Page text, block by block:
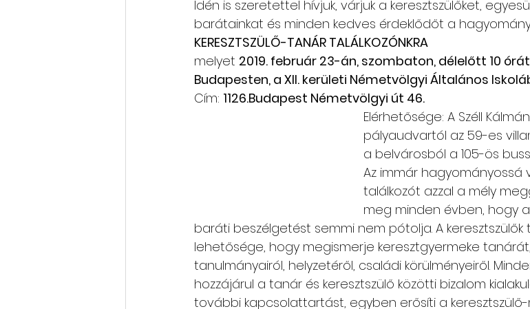
Rólunk szól: cikkek, videók Csángó témájú könyv, videó
Oktatás, továbbképzés Keresztszülő-portré Várjuk
Idén is szeretettel hívjuk, várjuk a keresztszülőket,
barátainkat és minden kedves érdeklődőt a
KERESZTSZÜLŐ-TANÁR TALÁLKOZÓNKRA
melyet 2019. február 23-án, szombaton, délelőtt 10
Budapesten, a XII. kerületi Németvölgyi Általános
Cím: 1126.Budapest Németvölgyi út 46.
Elérhetősége: A Széll
pályaudvartól az 59-es
a belvárosból a 105-ös
Az immár hagyományossá
találkozót azzal a mély
meg minden évben, hogy
baráti beszélgetést semmi nem pótolja. A
lehetősége, hogy megismerje keresztgyermeke
tanulmányairól, helyzetéről, családi körülményeiről.
hozzájárul a tanár és keresztszülő közötti bizalom
további kapcsolattartást, egyben erősíti a